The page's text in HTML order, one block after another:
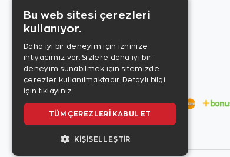
Bu web sitesi çerezleri
kullanıyor.
Daha iyi bir deneyim için izninize
ihtiyacımız var. Sizlere daha iyi bir
deneyim sunabilmek için sitemizde
çerezler kullanılmaktadır. Detaylı bilgi
için tıklayınız.
TÜM ÇEREZLERI KABUL ET
KIŞISELLEŞTIR